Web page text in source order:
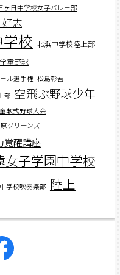
ヶ日中学校女子バレー部
好志
校 北浜中学校陸上部
学童野球
ル選手権 松島彰吾
部 空飛ぶ野球少年
軟式野球大会
グリーンズ
覚醒講座
女子学園中学校
学校吹奏楽部 陸上